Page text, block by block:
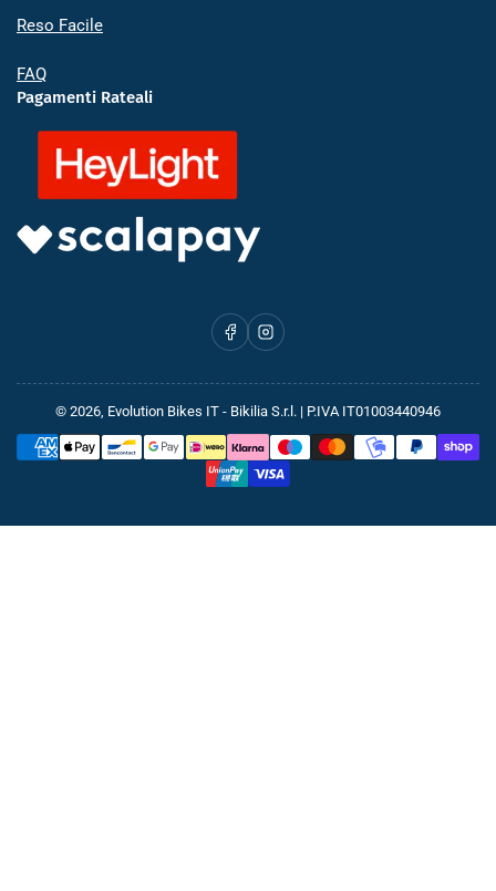
Reso Facile
FAQ
Pagamenti Rateali
FacebookInstagram
© 2026, Evolution Bikes IT - Bikilia S.r.l. | P.IVA IT01003440946
Metodi
di
pagamento